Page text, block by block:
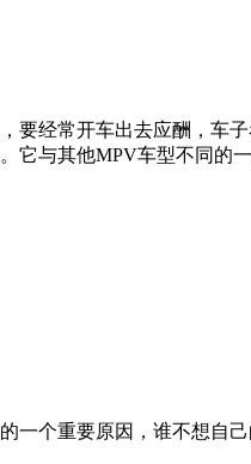
要经常开车出去应酬，车
它与其他MPV车型不同的
一个重要原因，谁不想自